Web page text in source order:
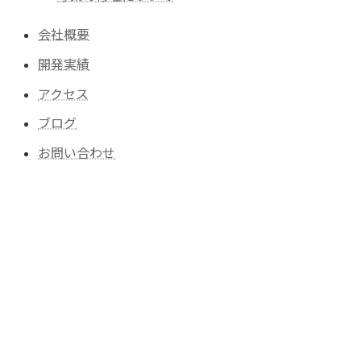
会社概要
開発実績
アクセス
ブログ
お問い合わせ